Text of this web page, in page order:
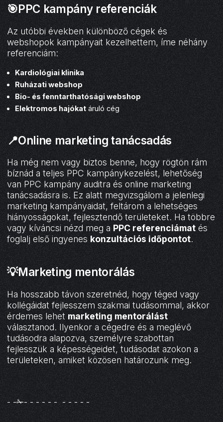
🎯PPC kampány referenciák
Az utóbbi években különböző cégek és
webshopok kampányait kezelhettem, íme néhány
referenciám:
Kardiológiai klinika
Ruházati webshop
Bio- és fenntarthatósági webshop
Elektromos hajókat áruló cég
📍Online marketing tanácsadás
Ha még nem vagy biztos benne, hogy rögtön rám
bíznád a teljes PPC kampánykezelést, lehetőség
van PPC kampány auditra és online marketing
tanácsadásra is. Ez alatt megvizsgálom a jelenlegi
marketing kampányaidat, feltárom a lehetséges
hiányosságokat, fejlesztendő területeket. Ha többre
vagy kíváncsi nézd meg a PPC referenciámat és
foglalj első ingyenes konzultációs időpontot.
💡Marketing mentorálás
Ha hosszabb távon szeretnéd, hogy téged vagy
kollégáidat fejlesszem szakmai tudásommal, akkor
érdemes lehet marketing mentorálást
választanod. Ilyenkor a cégedre és a meglévő
tudásodra alapozva, személyre szabottan
fejlesszük a képességeidet, tudásodat azokon a
területeken, amiket közösen határozunk meg.
- -✁- - - - - - - - - - -